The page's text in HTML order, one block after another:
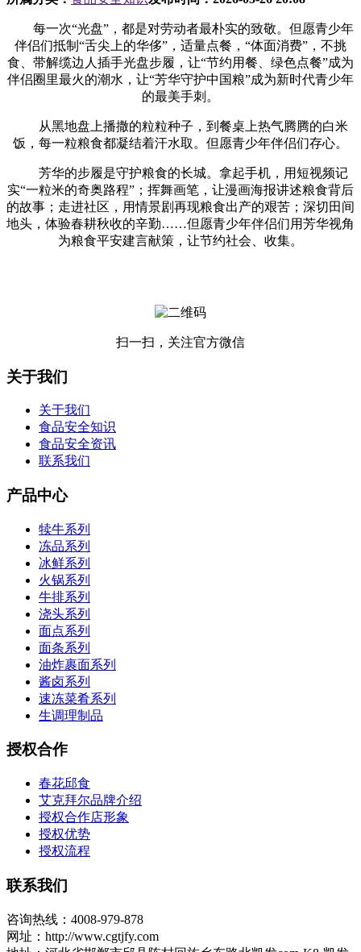
每一次“光盘”，都是对劳动者最朴实的致敬。但愿青少年
伴侣们抵制“舌尖上的华侈”，适量点餐，“体面消费”，不挑
食、带解缆边人插手光盘步履，让“节约用餐、绿色点餐”成为
伴侣圈里最火的潮水，让“芳华守护中国粮”成为新时代青少年
的最美手刺。
从黑地盘上播撒的粒粒种子，到餐桌上热气腾腾的白米
饭，每一粒粮食都凝结着汗水取。但愿青少年伴侣们存心。
芳华的步履是守护粮食的长城。拿起手机，用短视频记
实“一粒米的奇奥路程”；挥舞画笔，让漫画海报讲述粮食背后
的故事；走进社区，用情景剧再现粮食出产的艰苦；深切田间
地头，体验春耕秋收的辛勤……但愿青少年伴侣们用芳华视角
为粮食平安建言献策，让节约社会、收集。
扫一扫，关注官方微信
关于我们
关于我们
食品安全知识
食品安全资讯
联系我们
产品中心
犊牛系列
冻品系列
冰鲜系列
火锅系列
牛排系列
浇头系列
面点系列
面条系列
油炸裹面系列
酱卤系列
速冻菜肴系列
生调理制品
授权合作
春花邱食
艾克拜尔品牌介绍
授权合作店形象
授权优势
授权流程
联系我们
咨询热线：4008-979-878
网址：http://www.cgtjfy.com